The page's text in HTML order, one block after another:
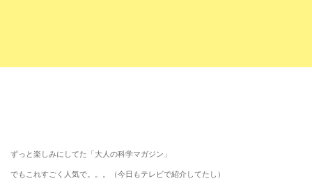
ずっと楽しみにしてた「大人の科学マガジン」
でもこれすごく人気で。。。（今日もテレビで紹介してたし）